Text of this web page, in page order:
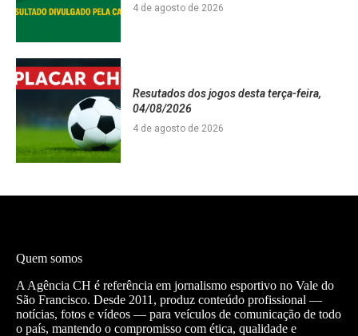
4 de agosto de 2026
Resutados dos jogos desta terça-feira,
04/08/2026
4 de agosto de 2026
Quem somos
A Agência CH é referência em jornalismo esportivo no Vale do
São Francisco. Desde 2011, produz conteúdo profissional —
notícias, fotos e vídeos — para veículos de comunicação de todo
o país, mantendo o compromisso com ética, qualidade e